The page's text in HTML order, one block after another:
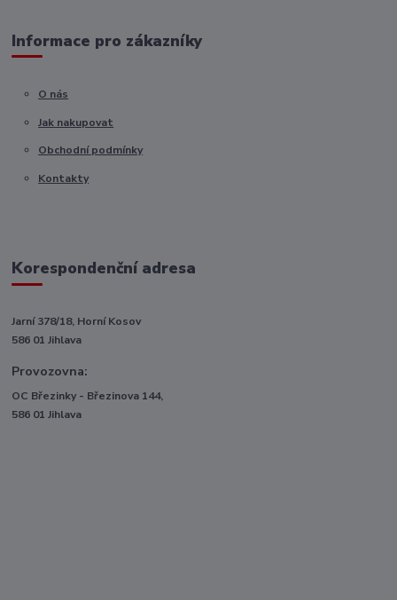
Informace pro zákazníky
O nás
Jak nakupovat
Obchodní podmínky
Kontakty
Korespondenční adresa
Jarní 378/18, Horní Kosov
586 01 Jihlava
Provozovna:
OC Březinky - Březinova 144,
586 01 Jihlava